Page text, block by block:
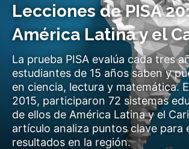
Lecciones de PISA
América Latina y el
La prueba PISA evalúa cada tres
estudiantes de 15 años saben y
en ciencia, lectura y matemática.
2015, participaron 72 sistemas
de ellos de América Latina y el
artículo analiza puntos clave para
resultados en la región.